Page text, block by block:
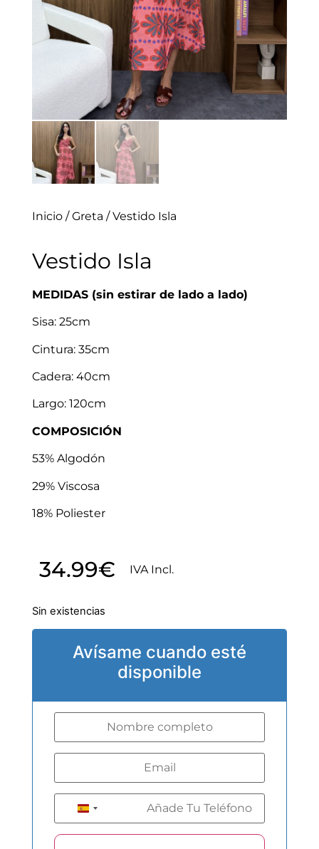
Inicio/Greta / Vestido Isla
Vestido Isla
MEDIDAS (sin estirar de lado a lado)
Sisa: 25cm
Cintura: 35cm
Cadera: 40cm
Largo: 120cm
COMPOSICIÓN
53% Algodón
29% Viscosa
18% Poliester
34.99€ IVA Incl.
Sin existencias
Avísame cuando esté
disponible
Spain +34